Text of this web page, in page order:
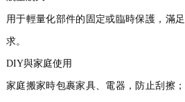
用于輕量化部件的固定或臨時保護，滿
求。
DIY與家庭使用
家庭搬家時包裹家具、電器，防止刮擦